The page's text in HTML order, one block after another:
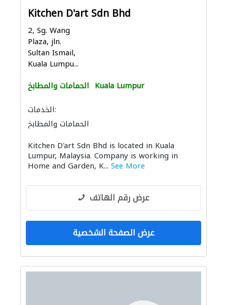
Kitchen D'art Sdn Bhd
2, Sg. Wang
Plaza, jln.
Sultan Ismail,
Kuala Lumpu...
الحمامات والمطابخ Kuala Lumpur
الخدمات:
الحمامات والمطابخ
Kitchen D'art Sdn Bhd is located in Kuala
Lumpur, Malaysia. Company is working in
Home and Garden, K... See More
عرض رقم الهاتف
عرض الصفحة الشخصية